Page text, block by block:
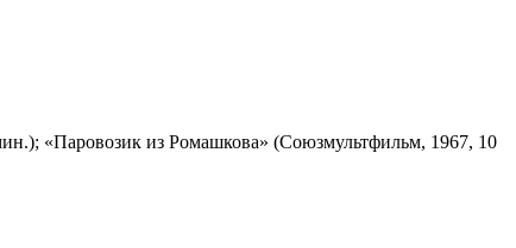
«Паровозик из Ромашкова» (Союзмультфильм, 1967, 10